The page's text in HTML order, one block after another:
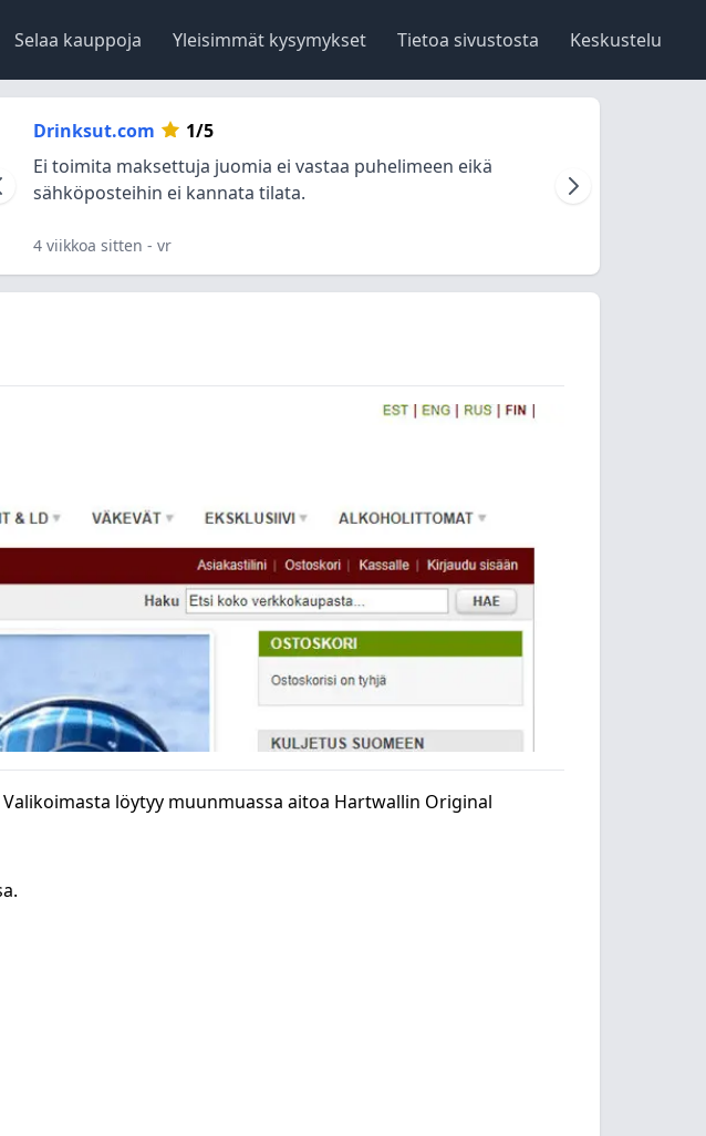
Selaa kauppoja Yleisimmät kysymykset Tietoa sivustosta Keskustelu
Drinksut.com
1/5
Ei toimita maksettuja juomia ei vastaa puhelimeen eikä
sähköposteihin ei kannata tilata.
4 viikkoa sitten - vr
löytyy muunmuassa aitoa Hartwallin Original